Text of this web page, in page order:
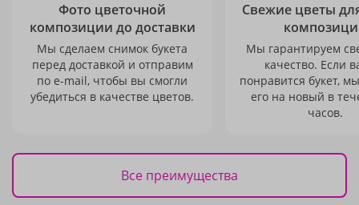
Фото цветочной
композиции до доставки
Мы сделаем снимок букета
перед доставкой и отправим
по e-mail, чтобы вы смогли
убедиться в качестве цветов.
Свежие цветы
Мы гарантируем
качество. Если
понравится букет,
его на новый в
часов.
Все преимущества